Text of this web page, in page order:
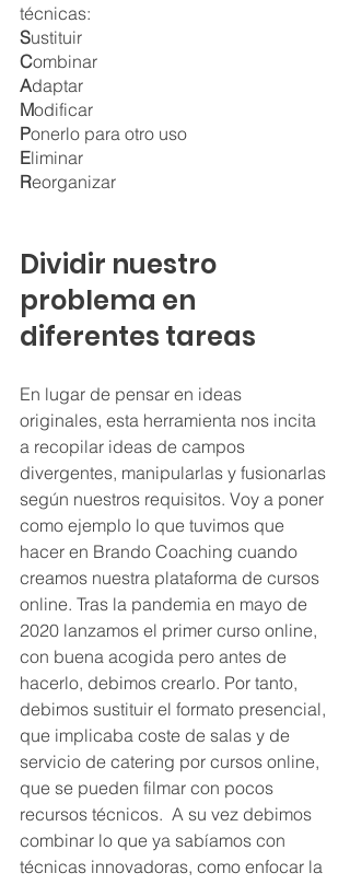
técnicas:
Sustituir
Combinar
Adaptar
Modificar
Ponerlo para otro uso
Eliminar
Reorganizar
Dividir nuestro
problema en
diferentes tareas
En lugar de pensar en ideas
originales, esta herramienta nos incita
a recopilar ideas de campos
divergentes, manipularlas y fusionarlas
según nuestros requisitos. Voy a poner
como ejemplo lo que tuvimos que
hacer en Brando Coaching cuando
creamos nuestra plataforma de cursos
online. Tras la pandemia en mayo de
2020 lanzamos el primer curso online,
con buena acogida pero antes de
hacerlo, debimos crearlo. Por tanto,
debimos sustituir el formato presencial,
que implicaba coste de salas y de
servicio de catering por cursos online,
que se pueden filmar con pocos
recursos técnicos.  A su vez debimos
combinar lo que ya sabíamos con
técnicas innovadoras, como enfocar la